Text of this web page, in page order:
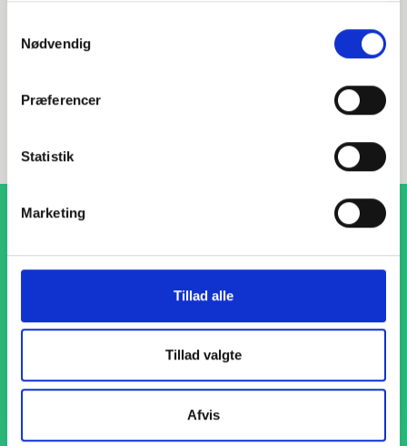
Nødvendig
Præferencer
Statistik
Marketing
Tillad alle
Tillad valgte
Afvis
1-4 dages levering
Med hurtig levering på kun 1-4 dage sikrer vi, at dine
projekter aldrig bliver forsinket. Vi står klar til at levere
præcist og til tiden, så du kan holde dit produktionsflow
kørende uden afbrydelser.